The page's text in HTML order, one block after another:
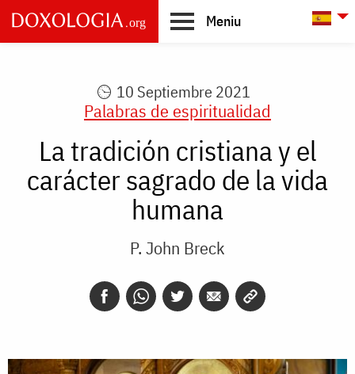
Skip to main content
Meniu
10 Septiembre 2021
Palabras de espiritualidad
La tradición cristiana y el
carácter sagrado de la vida
humana
P. John Breck